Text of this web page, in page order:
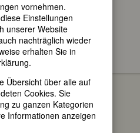
im ganzen Text
nur in Titeln
amerikanische
/ Suffragists
US-AMERIKANISCHE
vornehmen.
Einstellungen
unserer Website
nachträglich wieder
erhalten Sie in
Übersicht über alle auf
Cookies. Sie
zu ganzen Kategorien
Informationen anzeigen